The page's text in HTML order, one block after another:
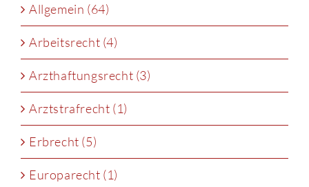
Allgemein (64)
Arbeitsrecht (4)
Arzthaftungsrecht (3)
Arztstrafrecht (1)
Erbrecht (5)
Europarecht (1)